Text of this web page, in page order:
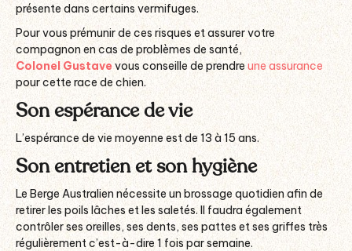
présente dans certains vermifuges.
Pour vous prémunir de ces risques et assurer votre
compagnon en cas de problèmes de santé,
Colonel Gustavevous conseille de prendre une assurance
pour cette race de chien.
Son espérance de vie
L’espérance de vie moyenne est de 13 à 15 ans.
Son entretien et son hygiène
Le Berge Australien nécessite un brossage quotidien afin de
retirer les poils lâches et les saletés. Il faudra également
contrôler ses oreilles, ses dents, ses pattes et ses griffes très
régulièrement c’est-à-dire 1 fois par semaine.